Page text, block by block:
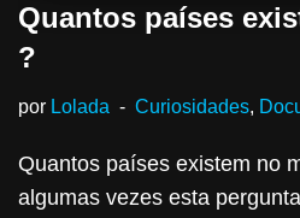
Quantos países
?
por Lolada Curiosidades,
Quantos países existem no
algumas vezes esta